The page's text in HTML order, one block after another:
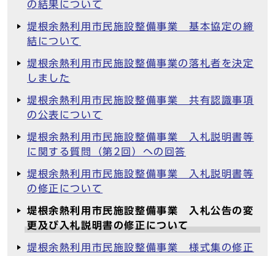
の結果について
堤根余熱利用市民施設整備事業 基本協定の締
結について
堤根余熱利用市民施設整備事業の落札者を決定
しました
堤根余熱利用市民施設整備事業 共有認識事項
の公表について
堤根余熱利用市民施設整備事業 入札説明書等
に関する質問（第2回）への回答
堤根余熱利用市民施設整備事業 入札説明書等
の修正について
堤根余熱利用市民施設整備事業 入札公告の変
更及び入札説明書の修正について
堤根余熱利用市民施設整備事業 様式集の修正